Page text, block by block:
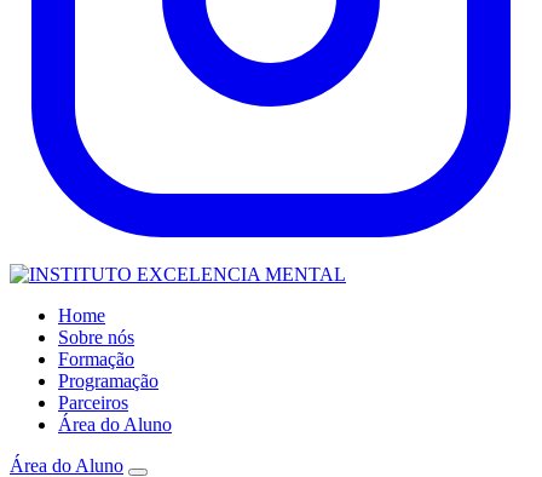
Home
Sobre nós
Formação
Programação
Parceiros
Área do Aluno
Área do Aluno